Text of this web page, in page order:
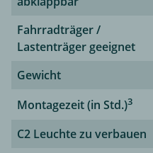
Fahrradträger /
Lastenträger geeignet
Gewicht
Montagezeit (in Std.)3
C2 Leuchte zu verbauen